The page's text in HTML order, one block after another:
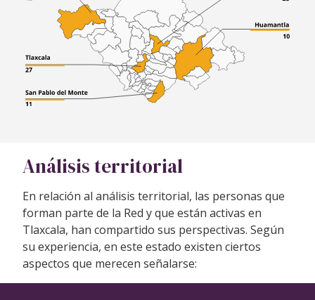
Análisis territorial
En relación al análisis territorial, las personas que
forman parte de la Red y que están activas en
Tlaxcala, han compartido sus perspectivas. Según
su experiencia, en este estado existen ciertos
aspectos que merecen señalarse: